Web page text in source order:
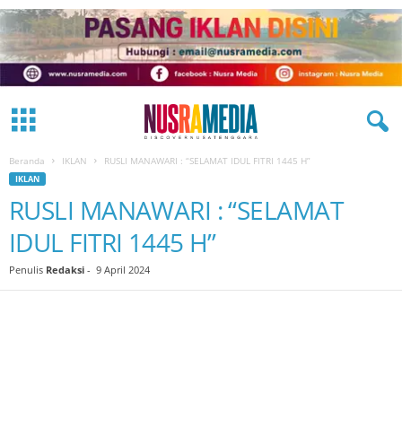
Beranda IKLAN RUSLI MANAWARI : “SELAMAT IDUL FITRI 1445 H”
IKLAN
RUSLI MANAWARI : “SELAMAT
IDUL FITRI 1445 H”
Penulis Redaksi - 9 April 2024